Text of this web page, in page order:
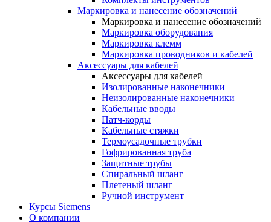
Маркировка и нанесение обозначений
Маркировка и нанесение обозначений
Маркировка оборудования
Маркировка клемм
Маркировка проводников и кабелей
Аксессуары для кабелей
Аксессуары для кабелей
Изолированные наконечники
Неизолированные наконечники
Кабельные вводы
Патч-корды
Кабельные стяжки
Термоусадочные трубки
Гофрированная труба
Защитные трубы
Спиральный шланг
Плетеный шланг
Ручной инструмент
Курсы Siemens
О компании